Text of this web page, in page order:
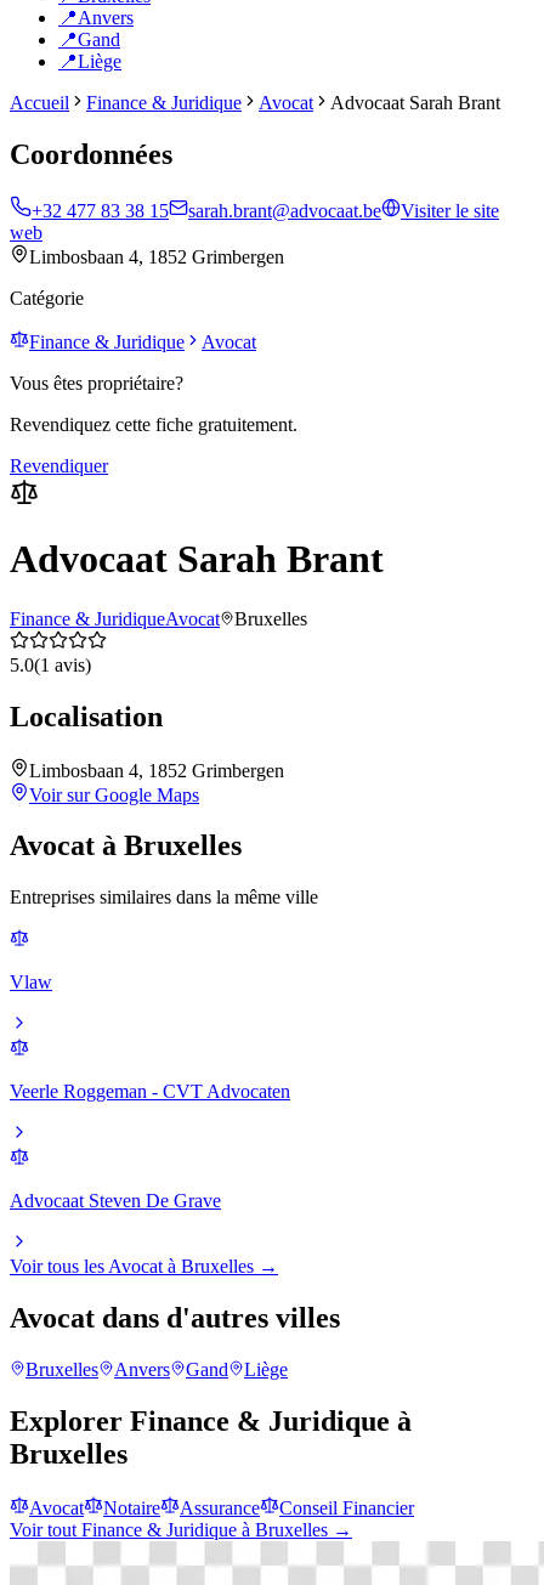
📍Anvers
📍Gand
📍Liège
Accueil
Finance & Juridique Avocat Advocaat Sarah Brant
Coordonnées
+32 477 83 38 15 sarah.brant@advocaat.be
Visiter le site
web
Limbosbaan 4, 1852 Grimbergen
Catégorie
Finance & Juridique
Avocat
Vous êtes propriétaire?
Revendiquez cette fiche gratuitement.
Revendiquer
Advocaat Sarah Brant
Finance & JuridiqueAvocat Bruxelles
5.0(1 avis)
Localisation
Limbosbaan 4, 1852 Grimbergen
Voir sur Google Maps
Avocat à Bruxelles
Entreprises similaires dans la même ville
Vlaw
Veerle Roggeman - CVT Advocaten
Advocaat Steven De Grave
Voir tous les Avocat à Bruxelles →
Avocat dans d'autres villes
Bruxelles Anvers Gand Liège
Explorer Finance & Juridique à
Bruxelles
Avocat Notaire Assurance
Conseil Financier
Voir tout Finance & Juridique à Bruxelles →